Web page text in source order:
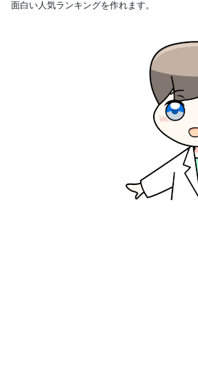
面白い人気ランキングを作れます。